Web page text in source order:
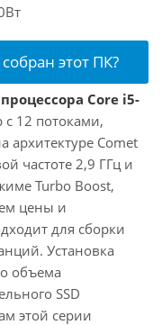
этот ПК?
Core i5-
с 12 потоками,
Comet
частоте 2,9 ГГц и
Turbo Boost,
цены и
для сборки
Установка
объема
SSD
этой серии